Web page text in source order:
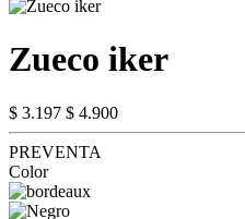
Zueco iker
$ 3.197 $ 4.900
PREVENTA
Color